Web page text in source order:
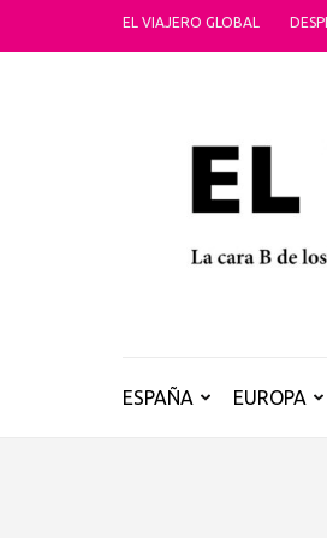
EL VIAJERO GLOBAL
ESPAÑA EUROPA